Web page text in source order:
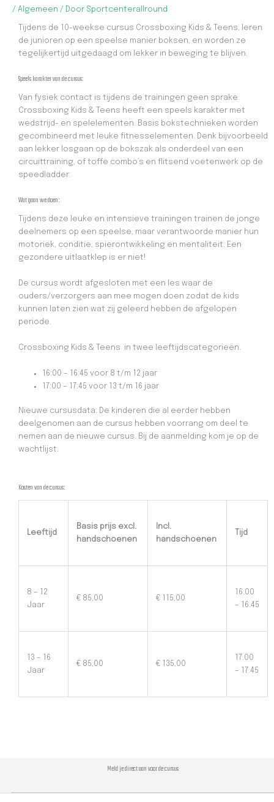
/ Algemeen / Door Sportcenterallround
Tijdens de 10-weekse cursus Crossboxing Kids & Teens, leren
de junioren op een speelse manier boksen, en worden ze
tegelijkertijd uitgedaagd om lekker in beweging te blijven.
Speels karakter van de cursus:
Van fysiek contact is tijdens de trainingen geen sprake.
Crossboxing Kids & Teens heeft een speels karakter met
wedstrijd- en spelelementen. Basis bokstechnieken worden
gecombineerd met leuke fitnesselementen. Denk bijvoorbeeld
aan lekker losgaan op de bokszak als onderdeel van een
circuittraining, of toffe combo’s en flitsend voetenwerk op de
speedladder.
Wat gaan we doen:
Tijdens deze leuke en intensieve trainingen trainen de jonge
deelnemers op een speelse, maar verantwoorde manier hun
motoriek, conditie, spierontwikkeling en mentaliteit. Een
gezondere uitlaatklep is er niet!
De cursus wordt afgesloten met een les waar de
ouders/verzorgers aan mee mogen doen zodat de kids
kunnen laten zien wat zij geleerd hebben de afgelopen
periode.
Crossboxing Kids & Teens in twee leeftijdscategorieën.
16:00 – 16:45 voor 8 t/m 12 jaar
17:00 – 17:45 voor 13 t/m 16 jaar
Nieuwe cursusdata: De kinderen die al eerder hebben
deelgenomen aan de cursus hebben voorrang om deel te
nemen aan de nieuwe cursus. Bij de aanmelding kom je op de
wachtlijst.
Kosten van de cursus:
Leeftijd
Basis prijs excl.
handschoenen
Incl.
handschoenen
Tijd
8 – 12
Jaar
€ 85,00 € 115,00
16.00
– 16.45
13 – 16
Jaar
€ 85,00 € 135,00
17.00
– 17.45
Meld je direct aan voor de cursus